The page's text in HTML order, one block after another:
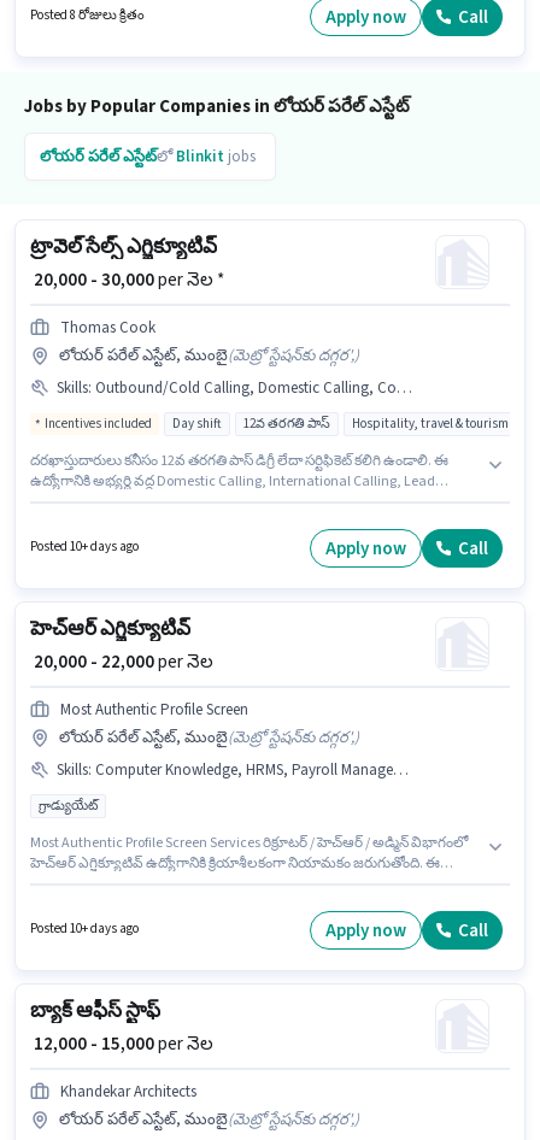
క్రియాశీలకంగా నియామకం జరుగుతోంది. ఈ ఉద్యోగానికి ముఖ్యమైన డాక్యుమెంట్లు
ITI, PAN Card, Aadhar Card, 2-Wheeler Driving Licence, Bank Account
Posted 8 రోజులు క్రితం Apply now Call
Jobs by Popular Companies in లోయర్ పరేల్ ఎస్టేట్
లోయర్ పరేల్ ఎస్టేట్లోBlinkit jobs
ట్రావెల్ సేల్స్ ఎగ్జిక్యూటివ్
₹ 20,000 - 30,000per నెల *
Thomas Cook
లోయర్ పరేల్ ఎస్టేట్, ముంబై(మెట్రో స్టేషన్‌కు దగ్గర',)
Skills: Outbound/Cold Calling, Domestic Calling, Communication Skill, International Calling, Lead Generation, Wiring
Incentives included Day shift 12వ తరగతి పాస్ Hospitality, travel & tourism
దరఖాస్తుదారులు కనీసం 12వ తరగతి పాస్ డిగ్రీ లేదా సర్టిఫికెట్ కలిగి ఉండాలి. ఈ
ఉద్యోగానికి అభ్యర్థి వద్ద Domestic Calling, International Calling, Lead
working ఉంటాయి. అదనపు Insurance, PF, Medical Benefits లు ఉద్యోగ స్థాయి
మరియు కంపెనీ పాలసీలపై ఆధారపడి ఇప్పించబడతాయి. ఈ ఖాళీ లోయర్ పరేల్
Posted 10+ days ago Apply now Call
హెచ్‌ఆర్ ఎగ్జిక్యూటివ్
₹ 20,000 - 22,000per నెల
Most Authentic Profile Screen
లోయర్ పరేల్ ఎస్టేట్, ముంబై(మెట్రో స్టేషన్‌కు దగ్గర',)
Skills: Computer Knowledge, HRMS, Payroll Management, Talent Acquisition/Sourcing
గ్రాడ్యుయేట్
Most Authentic Profile Screen Services రిక్రూటర్ / హెచ్ఆర్ / అడ్మిన్ విభాగంలో
హెచ్‌ఆర్ ఎగ్జిక్యూటివ్ ఉద్యోగానికి క్రియాశీలకంగా నియామకం జరుగుతోంది. ఈ
Management, Talent Acquisition/Sourcing, HRMS ఉండాలి. దరఖాస్తుదారులు
కనీసం గ్రాడ్యుయేట్ డిగ్రీ లేదా సర్టిఫికెట్ కలిగి ఉండాలి. ఈ ఉద్యోగం 3 - 4 ఏళ్లు
Posted 10+ days ago Apply now Call
బ్యాక్ ఆఫీస్ స్టాఫ్
₹ 12,000 - 15,000per నెల
Khandekar Architects
లోయర్ పరేల్ ఎస్టేట్, ముంబై(మెట్రో స్టేషన్‌కు దగ్గర',)